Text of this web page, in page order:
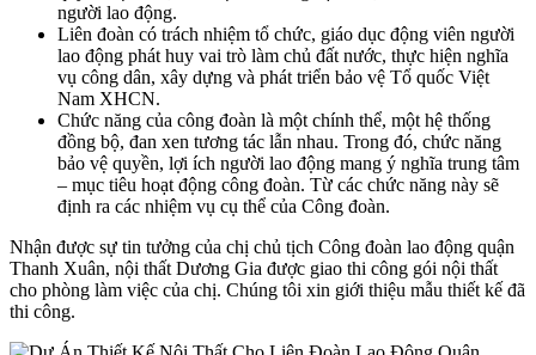
người lao động.
Liên đoàn có trách nhiệm tổ chức, giáo dục động viên người
lao động phát huy vai trò làm chủ đất nước, thực hiện nghĩa
vụ công dân, xây dựng và phát triển bảo vệ Tổ quốc Việt
Nam XHCN.
Chức năng của công đoàn là một chính thể, một hệ thống
đồng bộ, đan xen tương tác lẫn nhau. Trong đó, chức năng
bảo vệ quyền, lợi ích người lao động mang ý nghĩa trung tâm
– mục tiêu hoạt động công đoàn. Từ các chức năng này sẽ
định ra các nhiệm vụ cụ thể của Công đoàn.
Nhận được sự tin tưởng của chị chủ tịch Công đoàn lao động quận
Thanh Xuân, nội thất Dương Gia được giao thi công gói nội thất
cho phòng làm việc của chị. Chúng tôi xin giới thiệu mẫu thiết kế đã
thi công.